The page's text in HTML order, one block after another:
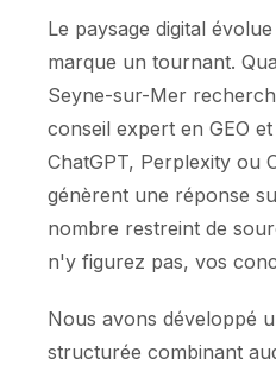
Le paysage digital
marque un tournant.
Seyne-sur-Mer
conseil expert en GEO
ChatGPT, Perplexity ou
génèrent une réponse
nombre restreint de
n'y figurez pas, vos
Nous avons développé
structurée combinant